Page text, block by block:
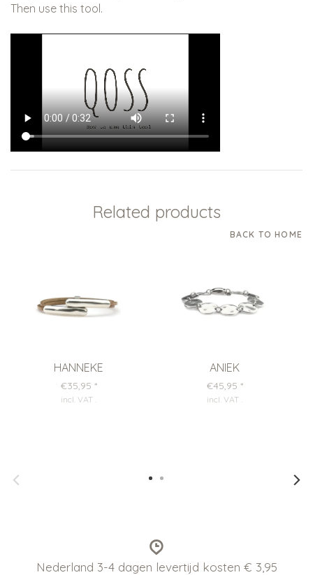
Then use this tool.
Related products
BACK TO HOME
HANNEKE
€35,95 *
incl. VAT
ANIEK
€45,95 *
incl. VAT
Nederland 3-4 dagen levertijd kosten € 3,95